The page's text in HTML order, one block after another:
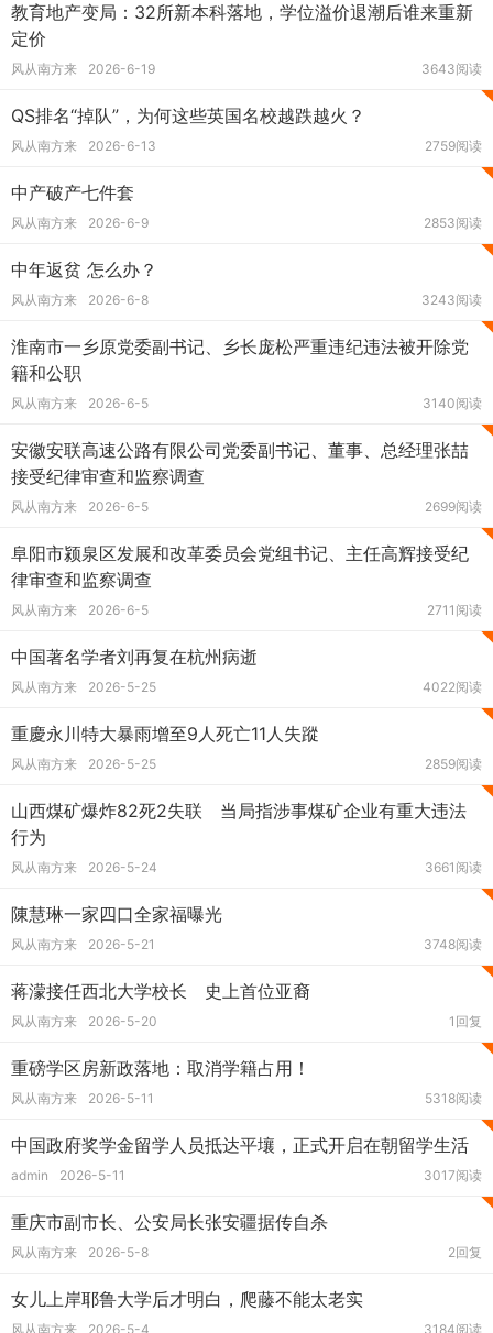
教育地产变局：32所新本科落地，学位溢价退潮后谁来重新
定价
风从南方来 2026-6-19 3643阅读
QS排名“掉队”，为何这些英国名校越跌越火？
风从南方来 2026-6-13 2759阅读
中产破产七件套
风从南方来 2026-6-9 2853阅读
中年返贫 怎么办？
风从南方来 2026-6-8 3243阅读
淮南市一乡原党委副书记、乡长庞松严重违纪违法被开除党
籍和公职
风从南方来 2026-6-5 3140阅读
安徽安联高速公路有限公司党委副书记、董事、总经理张喆
接受纪律审查和监察调查
风从南方来 2026-6-5 2699阅读
阜阳市颍泉区发展和改革委员会党组书记、主任高辉接受纪
律审查和监察调查
风从南方来 2026-6-5 2711阅读
中国著名学者刘再复在杭州病逝
风从南方来 2026-5-25 4022阅读
重慶永川特大暴雨增至9人死亡11人失蹤
风从南方来 2026-5-25 2859阅读
山西煤矿爆炸82死2失联 当局指涉事煤矿企业有重大违法
行为
风从南方来 2026-5-24 3661阅读
陳慧琳一家四口全家福曝光
风从南方来 2026-5-21 3748阅读
蒋濛接任西北大学校长 史上首位亚裔
风从南方来 2026-5-20 1回复
重磅学区房新政落地：取消学籍占用！
风从南方来 2026-5-11 5318阅读
中国政府奖学金留学人员抵达平壤，正式开启在朝留学生活
admin 2026-5-11 3017阅读
重庆市副市长、公安局长张安疆据传自杀
风从南方来 2026-5-8 2回复
女儿上岸耶鲁大学后才明白，爬藤不能太老实
风从南方来 2026-5-4 3184阅读